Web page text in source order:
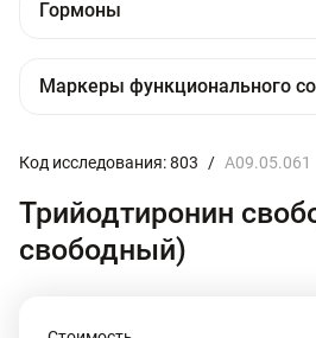
Код исследования: 803 / A09.05.061
Трийодтиронин
свободный)